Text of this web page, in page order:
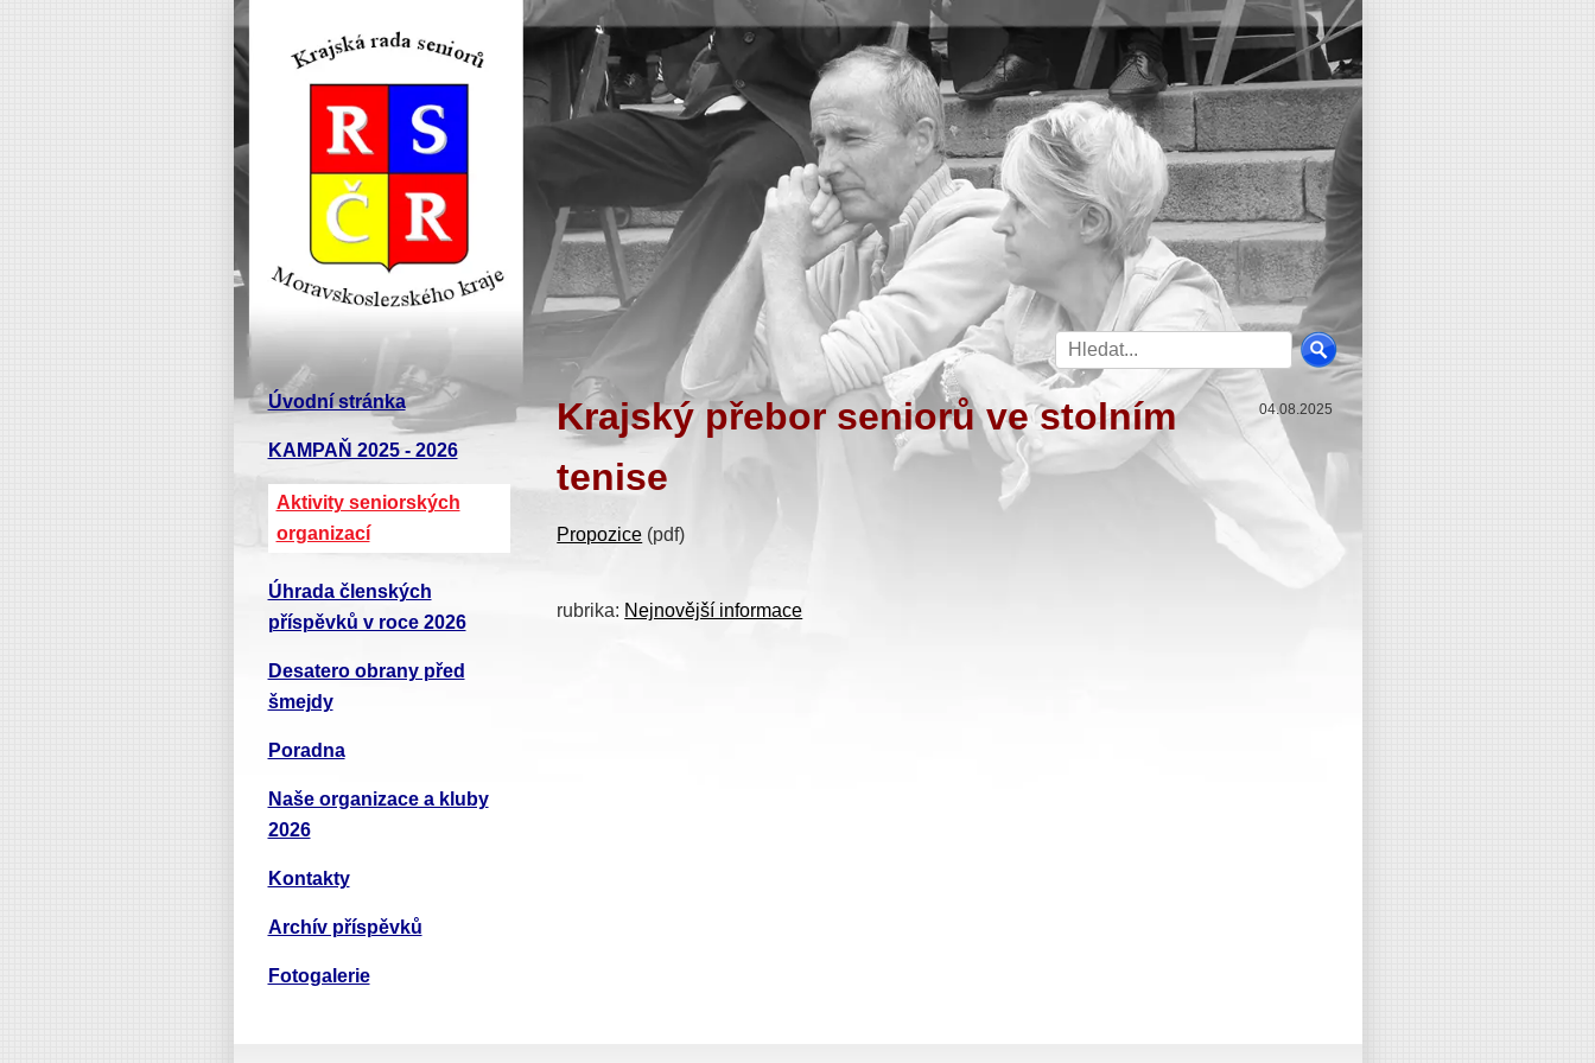
Úvodní stránka
KAMPAŇ 2025 - 2026
Aktivity seniorských
organizací
Úhrada členských
příspěvků v roce 2026
Desatero obrany před
šmejdy
Poradna
Naše organizace a kluby
2026
Kontakty
Archív příspěvků
Fotogalerie
04.08.2025
Krajský přebor seniorů ve stolním
tenise
Propozice (pdf)
rubrika: Nejnovější informace